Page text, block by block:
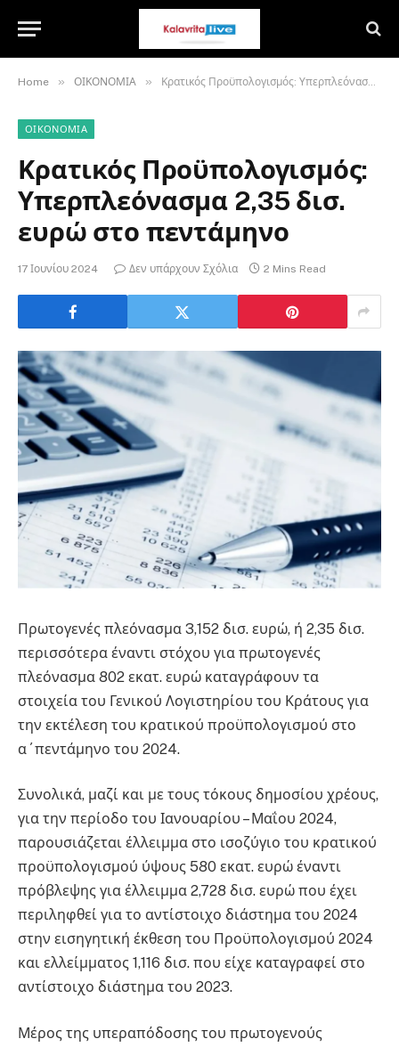
Home » ΟΙΚΟΝΟΜΙΑ » Κρατικός Προϋπολογισμός: Υπερπλεόνασμα 2,35 δισ. ευρώ στο πεντάμηνο
ΟΙΚΟΝΟΜΙΑ
Κρατικός Προϋπολογισμός:
Υπερπλεόνασμα 2,35 δισ.
ευρώ στο πεντάμηνο
17 Ιουνίου 2024 Δεν υπάρχουν Σχόλια 2 Mins Read
Πρωτογενές πλεόνασμα 3,152 δισ. ευρώ, ή 2,35 δισ.
περισσότερα έναντι στόχου για πρωτογενές
πλεόνασμα 802 εκατ. ευρώ καταγράφουν τα
στοιχεία του Γενικού Λογιστηρίου του Κράτους για
την εκτέλεση του κρατικού προϋπολογισμού στο
α΄πεντάμηνο του 2024.
Συνολικά, μαζί και με τους τόκους δημοσίου χρέους,
για την περίοδο του Ιανουαρίου – Μαΐου 2024,
παρουσιάζεται έλλειμμα στο ισοζύγιο του κρατικού
προϋπολογισμού ύψους 580 εκατ. ευρώ έναντι
πρόβλεψης για έλλειμμα 2,728 δισ. ευρώ που έχει
περιληφθεί για το αντίστοιχο διάστημα του 2024
στην εισηγητική έκθεση του Προϋπολογισμού 2024
και ελλείμματος 1,116 δισ. που είχε καταγραφεί στο
αντίστοιχο διάστημα του 2023.
Μέρος της υπεραπόδοσης του πρωτογενούς